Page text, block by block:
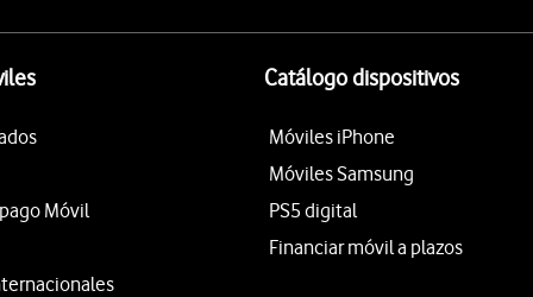
Móvil
Catálogo dispositivos
Móviles iPhone
Móviles Samsung
PS5 digital
Financiar móvil a plazos